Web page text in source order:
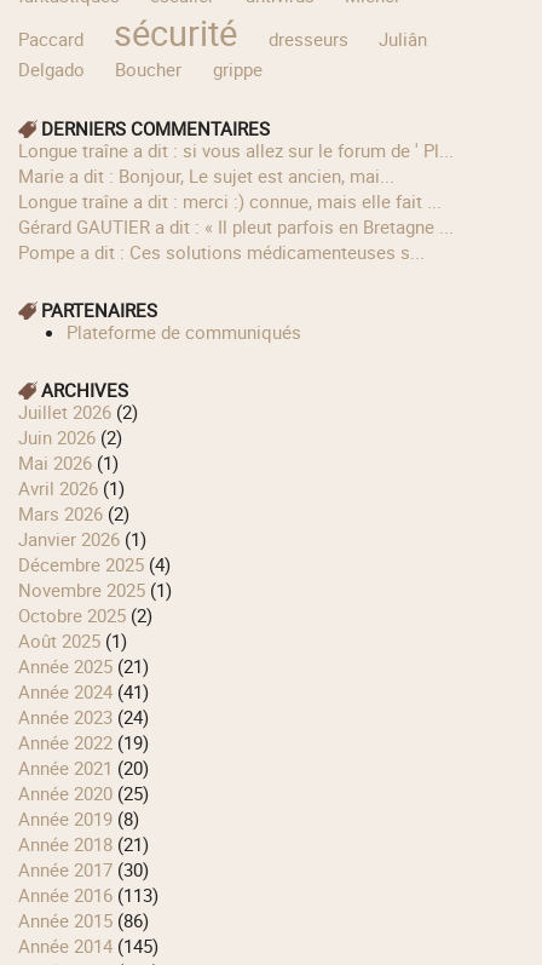
Paccard
sécurité dresseurs
Juliân
Delgado
Boucher grippe
DERNIERS COMMENTAIRES
longue traîne a dit : si vous allez sur le forum de ' Pl...
Marie a dit : Bonjour, Le sujet est ancien, mai...
longue traîne a dit : merci :) connue, mais elle fait ...
Gérard GAUTIER a dit : « Il pleut parfois en Bretagne ...
Pompe a dit : Ces solutions médicamenteuses s...
PARTENAIRES
Plateforme de communiqués
ARCHIVES
juillet 2026 (2)
juin 2026 (2)
mai 2026 (1)
avril 2026 (1)
mars 2026 (2)
janvier 2026 (1)
décembre 2025 (4)
novembre 2025 (1)
octobre 2025 (2)
août 2025 (1)
année 2025 (21)
année 2024 (41)
année 2023 (24)
année 2022 (19)
année 2021 (20)
année 2020 (25)
année 2019 (8)
année 2018 (21)
année 2017 (30)
année 2016 (113)
année 2015 (86)
année 2014 (145)